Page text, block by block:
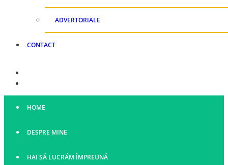
ADVERTORIALE
CONTACT
HOME
DESPRE MINE
HAI SĂ LUCRĂM ÎMPREUNĂ